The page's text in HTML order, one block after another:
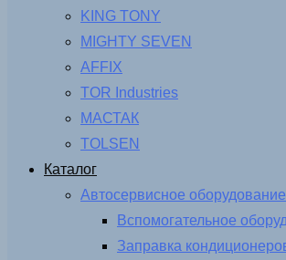
KING TONY
MIGHTY SEVEN
AFFIX
TOR Industries
МАСТАК
TOLSEN
Каталог
Автосервисное оборудование
Вспомогательное
Заправка